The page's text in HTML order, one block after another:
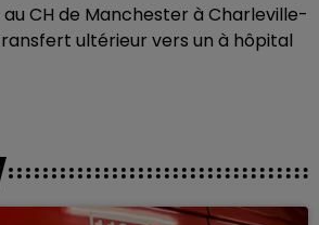
CH de Manchester à Charleville-
ultérieur vers un à hôpital